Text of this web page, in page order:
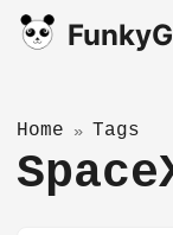
Home » Tags